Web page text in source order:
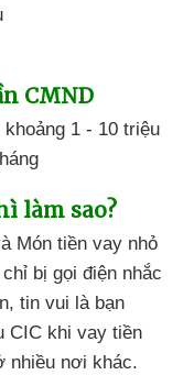
CMND
khoảng 1 - 10 triệu
làm sao?
Món tiền vay nhỏ
bị gọi điện nhắc
, tin vui là bạn
CIC khi vay tiền
nhiều nơi khác.